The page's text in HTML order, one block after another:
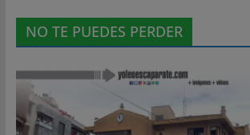
NO TE PUEDES PERDER